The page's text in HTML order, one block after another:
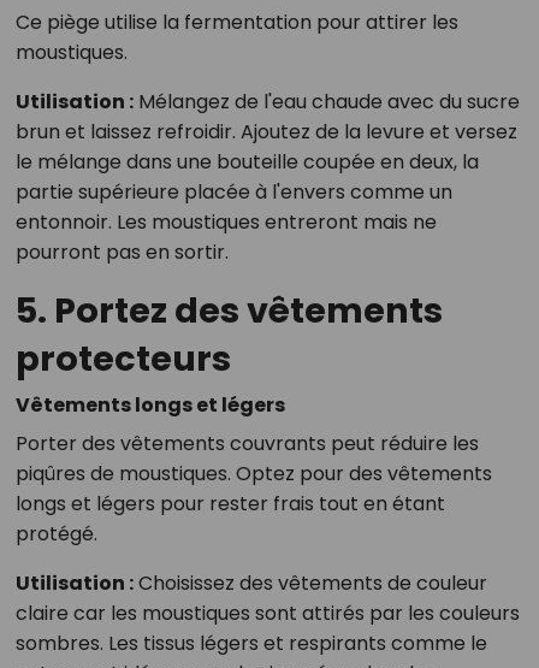
Ce piège utilise la fermentation pour attirer les
moustiques.
Utilisation :Mélangez de l'eau chaude avec du sucre
brun et laissez refroidir. Ajoutez de la levure et versez
le mélange dans une bouteille coupée en deux, la
partie supérieure placée à l'envers comme un
entonnoir. Les moustiques entreront mais ne
pourront pas en sortir.
5. Portez des vêtements
protecteurs
Vêtements longs et légers
Porter des vêtements couvrants peut réduire les
piqûres de moustiques. Optez pour des vêtements
longs et légers pour rester frais tout en étant
protégé.
Utilisation :Choisissez des vêtements de couleur
claire car les moustiques sont attirés par les couleurs
sombres. Les tissus légers et respirants comme le